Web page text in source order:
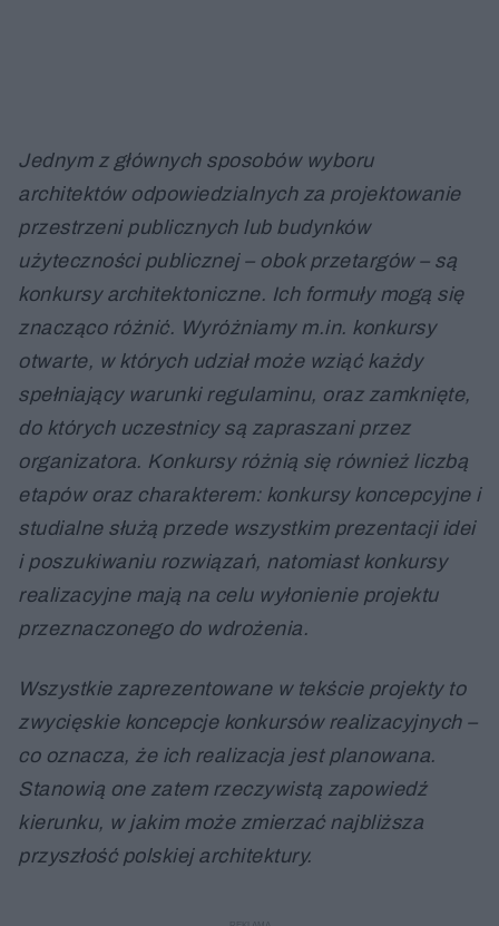
Jednym z głównych sposobów wyboru
architektów odpowiedzialnych za projektowanie
przestrzeni publicznych lub budynków
użyteczności publicznej – obok przetargów – są
konkursy architektoniczne. Ich formuły mogą się
znacząco różnić. Wyróżniamy m.in. konkursy
otwarte, w których udział może wziąć każdy
spełniający warunki regulaminu, oraz zamknięte,
do których uczestnicy są zapraszani przez
organizatora. Konkursy różnią się również liczbą
etapów oraz charakterem: konkursy koncepcyjne i
studialne służą przede wszystkim prezentacji idei
i poszukiwaniu rozwiązań, natomiast konkursy
realizacyjne mają na celu wyłonienie projektu
przeznaczonego do wdrożenia.
Wszystkie zaprezentowane w tekście projekty to
zwycięskie koncepcje konkursów realizacyjnych –
co oznacza, że ich realizacja jest planowana.
Stanowią one zatem rzeczywistą zapowiedź
kierunku, w jakim może zmierzać najbliższa
przyszłość polskiej architektury.